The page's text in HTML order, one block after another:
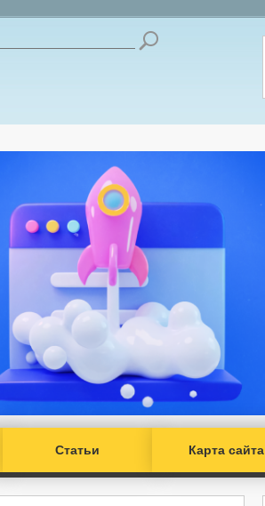
Статьи Карта сайта